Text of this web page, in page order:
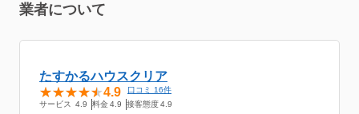
業者について
たすかるハウスクリア
4.9
口コミ 16件
サービス
4.9 料金4.9 接客態度4.9